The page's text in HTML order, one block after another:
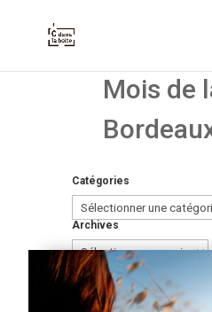
Mois de
Catégories
Catégories
Archives
Archives